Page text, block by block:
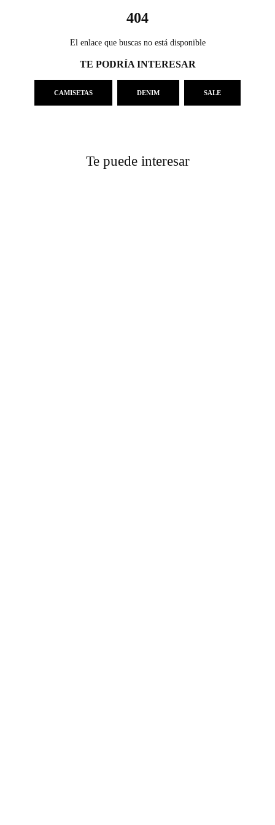
404
El enlace que buscas no está disponible
TE PODRÍA INTERESAR
CAMISETAS DENIM SALE
Te puede interesar